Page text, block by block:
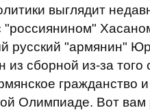
выглядит
русский "армянин"
сборной из-за
гражданство
Олимпиаде. Вот вам